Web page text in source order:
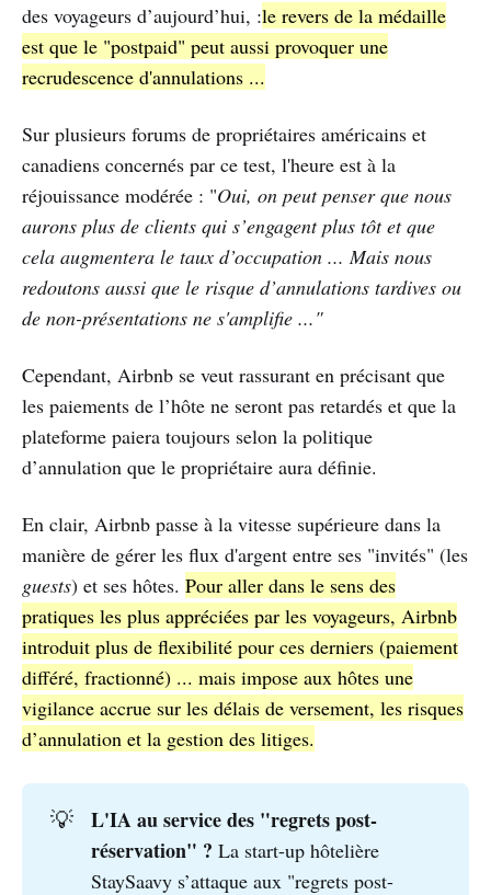
des voyageurs d’aujourd’hui, :le revers de la médaille
est que le "postpaid" peut aussi provoquer une
recrudescence d'annulations ...
Sur plusieurs forums de propriétaires américains et
canadiens concernés par ce test, l'heure est à la
réjouissance modérée : "Oui, on peut penser que nous
aurons plus de clients qui s’engagent plus tôt et que
cela augmentera le taux d’occupation ... Mais nous
redoutons aussi que le risque d’annulations tardives ou
de non-présentations ne s'amplifie ..."
Cependant, Airbnb se veut rassurant en précisant que
les paiements de l’hôte ne seront pas retardés et que la
plateforme paiera toujours selon la politique
d’annulation que le propriétaire aura définie.
En clair, Airbnb passe à la vitesse supérieure dans la
manière de gérer les flux d'argent entre ses "invités" (les
guests) et ses hôtes. Pour aller dans le sens des
pratiques les plus appréciées par les voyageurs, Airbnb
introduit plus de flexibilité pour ces derniers (paiement
différé, fractionné) ... mais impose aux hôtes une
vigilance accrue sur les délais de versement, les risques
d’annulation et la gestion des litiges.
💡
L'IA au service des "regrets post-
réservation" ? La start-up hôtelière
StaySaavy s’attaque aux "regrets post-